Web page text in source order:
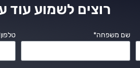
רוצים לשמוע עוד
שם משפחה*